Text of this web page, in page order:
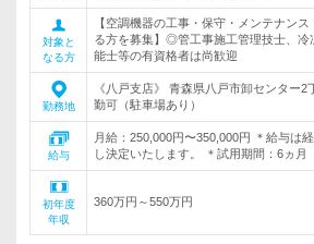
対象と
なる方
【空調機器の工事・保守・メンテナン
る方を募集】◎管工事施工管理技士、冷
能士等の有資格者は尚歓迎
勤務地
《八戸支店》 青森県八戸市卸センター
勤可（駐車場あり）
給与
月給：250,000円〜350,000円 ＊給与は
し決定いたします。 ＊試用期間：6ヵ月
初年度
年収
360万円～550万円